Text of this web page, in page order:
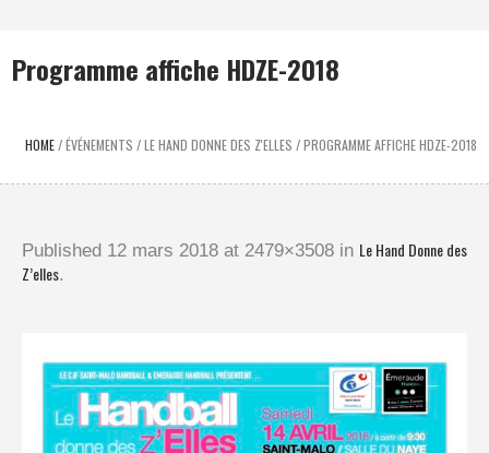
Programme affiche HDZE-2018
HOME/ÉVÉNEMENTS /LE HAND DONNE DES Z'ELLES /PROGRAMME AFFICHE HDZE-2018
Published 12 mars 2018 at 2479×3508 in Le Hand Donne des
Z’elles.